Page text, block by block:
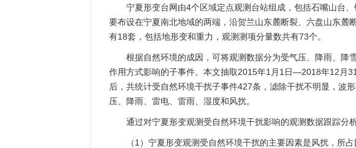
宁夏形变台网由4个区域定点观测台站组成，包括石嘴山台
要布设在宁夏南北地域的两端，沿贺兰山东麓断裂、六盘山东麓
有18套，包括地形变和重力，观测测项分量数共有73个。
根据自然环境的成因，可将观测数据分为受气压、降雨、降
作用方式影响的子事件。本文抽取2015年1月1日—2018年12月
后，共统计受自然环境干扰子事件427条，滤除干扰不明显，波
压、降雨、雷电、雷雨、湿度和风扰。
通过对宁夏形变观测受自然环境干扰影响的观测数据跟踪分
（1）宁夏形变观测受自然环境干扰的主要因素是风扰，所